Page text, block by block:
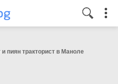
пиян тракторист в Маноле